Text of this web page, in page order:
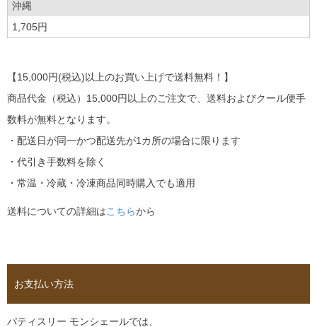
沖縄
1,705円
【15,000円(税込)以上のお買い上げで送料無料！】
商品代金（税込）15,000円以上のご注文で、送料およびクール便手
数料が無料となります。
・配送日が同一かつ配送先が1カ所の場合に限ります
・代引き手数料を除く
・常温・冷蔵・冷凍商品同時購入でも適用
送料についての詳細はこちらから
お支払い方法
パティスリー モンシェールでは、